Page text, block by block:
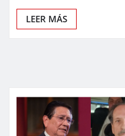
LEER MÁS